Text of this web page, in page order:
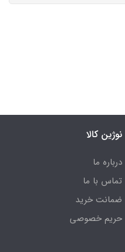
نوژین کالا
درباره ما
تماس با ما
ضمانت خرید
حریم خصوصی